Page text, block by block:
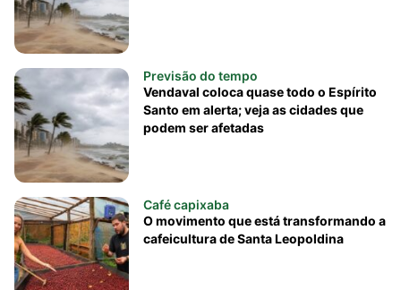
Previsão do tempo
Vendaval coloca quase todo o Espírito
Santo em alerta; veja as cidades que
podem ser afetadas
Café capixaba
O movimento que está transformando a
cafeicultura de Santa Leopoldina